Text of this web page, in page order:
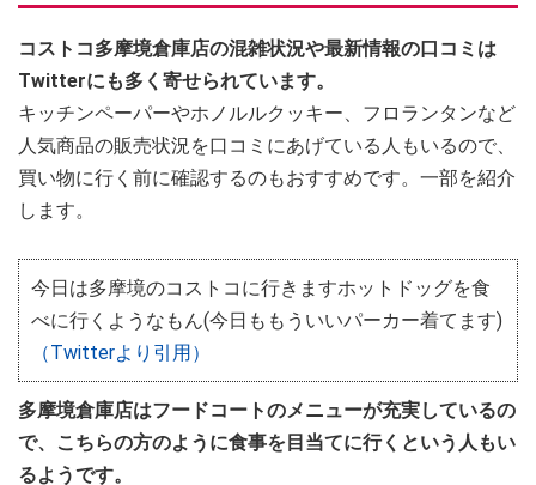
コストコ多摩境倉庫店の混雑状況や最新情報の口コミは
Twitterにも多く寄せられています。
キッチンペーパーやホノルルクッキー、フロランタンなど
人気商品の販売状況を口コミにあげている人もいるので、
買い物に行く前に確認するのもおすすめです。一部を紹介
します。
今日は多摩境のコストコに行きますホットドッグを食
べに行くようなもん(今日ももういいパーカー着てます)
（Twitterより引用）
多摩境倉庫店はフードコートのメニューが充実しているの
で、こちらの方のように食事を目当てに行くという人もい
るようです。